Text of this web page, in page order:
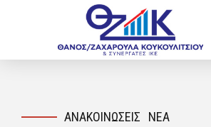
ΑΝΑΚΟΙΝΏΣΕΙΣ ΝΈΑ